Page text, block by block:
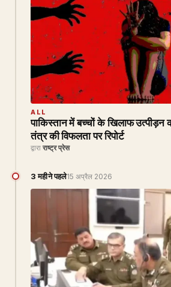
ALL
पाकिस्तान में बच्चों के खिलाफ उत्पीड़न
तंत्र की विफलता पर रिपोर्ट
द्वारा राष्ट्र प्रेस
3 महीने पहले15 अप्रैल 2026